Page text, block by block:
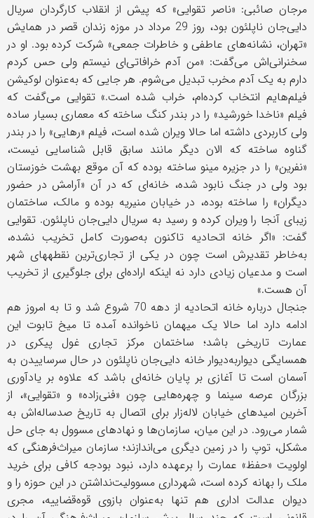
مرجان صائبی: «ناصر تقوایی» که پیش از انقلاب کارگردان سریال
دایی‌جان ناپلئون بود، روز 29 مرداد در موزه زندان قصر در همایش
«تهران، نشانه‌های عاطفی و خاطرات جمعی» شرکت کرده بود. او در
سخنرانی‌اش می‌گفت: «من آدم خرافاتی‌ای نیستم ولی حس کردم
دارم به یک آدم مخرب تبدیل می‌شوم. هر جایی که به‌عنوان لوکیشن
فیلم‌هایم انتخاب کرده‌ام، خراب شده است.» تقوایی می‌گفت که
فیلم «ناخدا خورشید» را در بندر کنگ ساخته که معماری بسیار ساده
ولی کاربردی داشته اما حالا ویران شده است، فیلم «رهایی» را در بندر
گناوه ساخته که الان دیگر مانند سابق قابل شناسایی نیست،
«نفرین» را در جزیره مینو ساخته بوده که آن موقع بهشت خوزستان
بود ولی در جنگ نابود شده، خانه‌ای که در آن «آرامش در حضور
دیگران» را ساخته بوده، در خیابان منیریه بوده و مالک، ساختمان
زیبای آنجا را ویران کرده و رسید به سریال دایی‌جان ناپلئون. تقوایی
گفت: «اگر خانه اتحادیه تاکنون به‌صورت کامل تخریب نشده،
به‌خاطر تقدیرش است چون در یکی از تجاری‌ترین نقطه‎های شهر
است و مدعیان زیادی دارد نه اینکه اراده‌ای برای جلوگیری از تخریب
آن هست.»
جنجال درباره خانه اتحادیه از دهه 70 شروع شد و تا به امروز هم
ادامه دارد اما حالا یک میهمان ناخوانده آمده تا میخ تابوت این
عمارت تاریخی باشد؛ ساختمان مرکز تجاری غول پیکری در
همسایگی دیواربه‌دیوار خانه دایی‌جان ناپلئون در حال سرساییدن به
آسمان است تا آغازی بر پایان خانه‌ای باشد که علاوه بر یادآوری
بزرگان عرصه سینما و چهره‌هایی چون «فنی‌زاده» و «تقوایی»، از
آخرین امیدهای خیابان لاله‌زار برای اتصال به تاریخ صدساله‌اش به
شمار می‌رود. در این میان، سازمان‌ها و نهادهای مسوول به جای حل
مشکل، توپ را در زمین دیگری می‌اندازند؛ سازمان میراث‌فرهنگی که
اولویت «حفظ» عمارت را برعهده دارد، نبود بودجه کافی برای خرید
ملک را بهانه کرده است، شهرداری مسوولیت‌نداشتن در این حوزه را و
دیوان عدالت اداری هم تنها به‌عنوان بازوی قوه‌قضاییه، مجری